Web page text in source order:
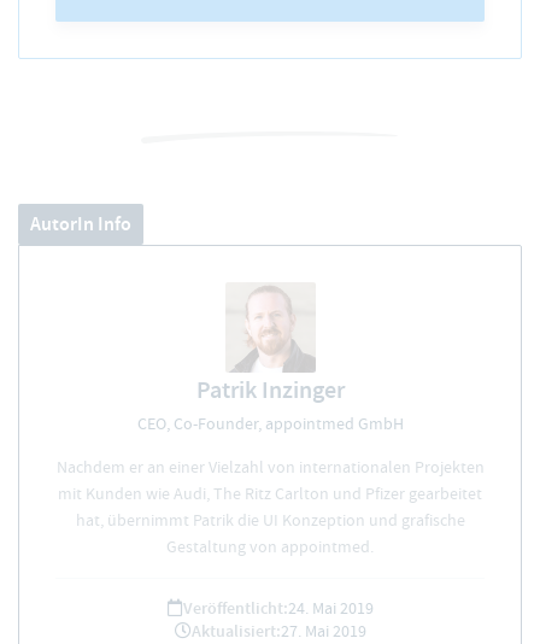
AutorIn Info
Patrik Inzinger
CEO, Co-Founder, appointmed GmbH
Nachdem er an einer Vielzahl von internationalen Projekten
mit Kunden wie Audi, The Ritz Carlton und Pfizer gearbeitet
hat, übernimmt Patrik die UI Konzeption und grafische
Gestaltung von appointmed.
Veröffentlicht:24. Mai 2019
Aktualisiert:27. Mai 2019